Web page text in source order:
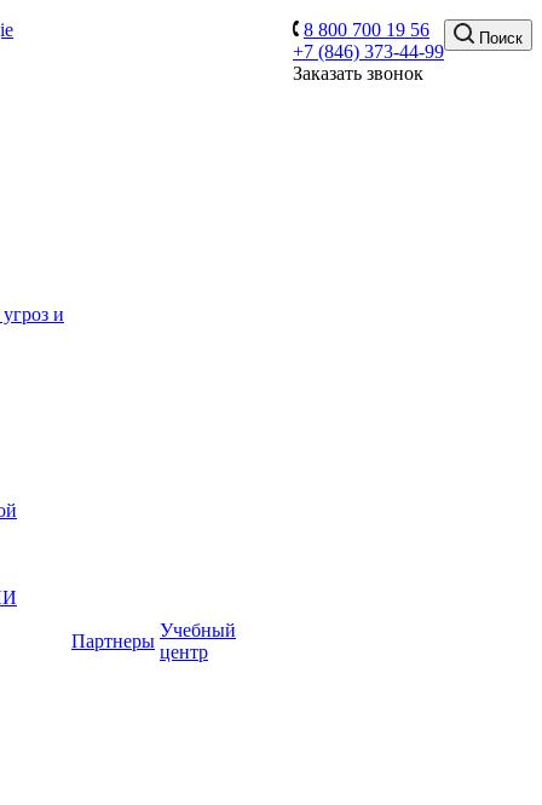
8 800 700 19 56
+7 (846) 373-44-99
Заказать звонок
Поиск
и
Партнеры
Учебный
центр